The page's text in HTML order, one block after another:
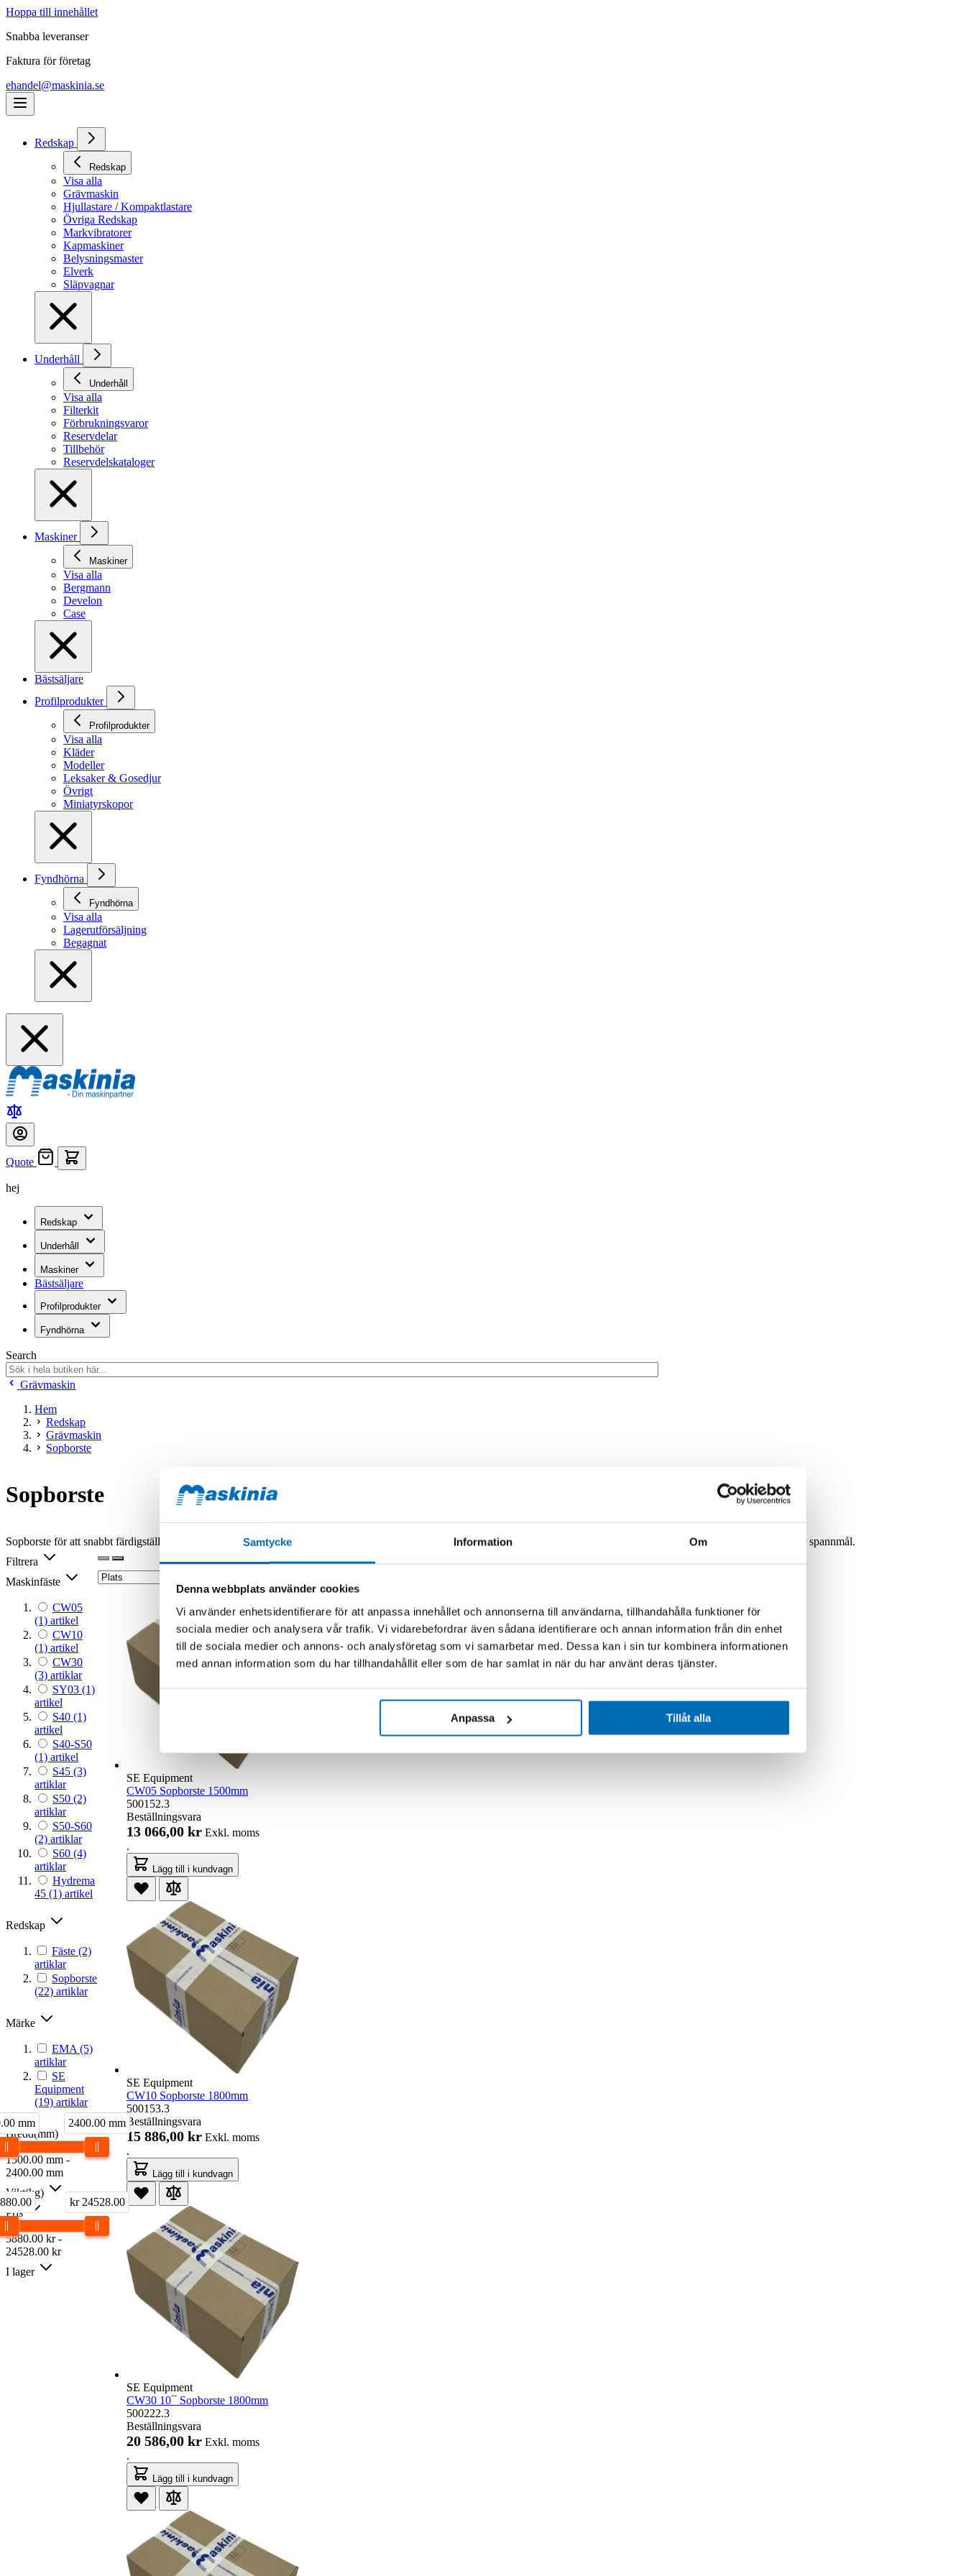
Samtycke Information Om
Denna webbplats använder cookies
Vi använder enhetsidentifierare för att anpassa innehållet och annonserna till användarna, tillhandahålla funktioner för
sociala medier och analysera vår trafik. Vi vidarebefordrar även sådana identifierare och annan information från din enhet
till de sociala medier och annons- och analysföretag som vi samarbetar med. Dessa kan i sin tur kombinera informationen
med annan information som du har tillhandahållit eller som de har samlat in när du har använt deras tjänster.
Anpassa Tillåt alla
Hoppa till innehållet
Snabba leveranser
Faktura för företag
ehandel@maskinia.se
Redskap
Redskap
Visa alla
Grävmaskin
Hjullastare / Kompaktlastare
Övriga Redskap
Markvibratorer
Kapmaskiner
Belysningsmaster
Elverk
Släpvagnar
Underhåll
Underhåll
Visa alla
Filterkit
Förbrukningsvaror
Reservdelar
Tillbehör
Reservdelskataloger
Maskiner
Maskiner
Visa alla
Bergmann
Develon
Case
Bästsäljare
Profilprodukter
Profilprodukter
Visa alla
Kläder
Modeller
Leksaker & Gosedjur
Övrigt
Miniatyrskopor
Fyndhörna
Fyndhörna
Visa alla
Lagerutförsäljning
Begagnat
Quote
hej
Redskap
Underhåll
Maskiner
Bästsäljare
Profilprodukter
Fyndhörna
Search
Grävmaskin
Hem
Redskap
Grävmaskin
Sopborste
Sopborste
Sopborste för att snabbt färdigställa arbetet och skapa en bra finish på arbetet. Borstarna fungerar bra på de flesta underlag och kan användas för att sopa ihop grus, snö, glas eller spannmål.
Filtrera
Maskinfäste
CW05
(1) artikel
CW10
(1) artikel
CW30
(3) artiklar
SY03 (1)
artikel
S40 (1)
artikel
S40-S50
(1) artikel
S45 (3)
artiklar
S50 (2)
artiklar
S50-S60
(2) artiklar
S60 (4)
artiklar
Hydrema
45 (1) artikel
Redskap
Fäste (2)
artiklar
Sopborste
(22) artiklar
Märke
EMA (5)
artiklar
SE
Equipment
(19) artiklar
Bredd(mm)
mm 2400.00 mm
1500.00 mm -
2400.00 mm
Vikt(kg)
Pris
kr 24528.00
5880.00 kr -
24528.00 kr
I lager
SE Equipment
CW05 Sopborste 1500mm
500152.3
Beställningsvara
13 066,00 kr Exkl. moms
.
Lägg till i kundvagn
SE Equipment
CW10 Sopborste 1800mm
500153.3
Beställningsvara
15 886,00 kr Exkl. moms
.
Lägg till i kundvagn
SE Equipment
CW30 10¯ Sopborste 1800mm
500222.3
Beställningsvara
20 586,00 kr Exkl. moms
.
Lägg till i kundvagn